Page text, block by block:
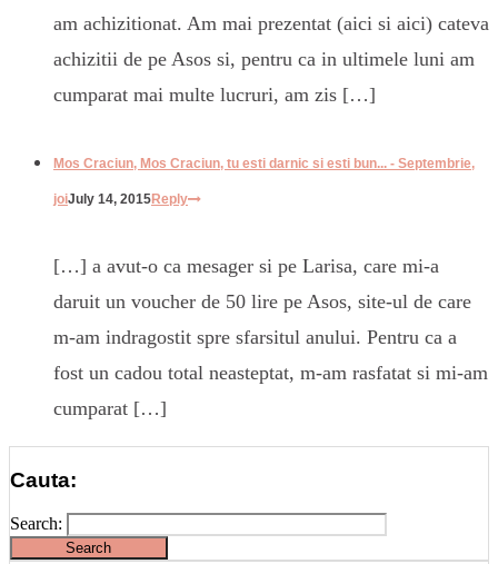
am achizitionat. Am mai prezentat (aici si aici) cateva
achizitii de pe Asos si, pentru ca in ultimele luni am
cumparat mai multe lucruri, am zis […]
Mos Craciun, Mos Craciun, tu esti darnic si esti bun... - Septembrie,
joiJuly 14, 2015Reply
[…] a avut-o ca mesager si pe Larisa, care mi-a
daruit un voucher de 50 lire pe Asos, site-ul de care
m-am indragostit spre sfarsitul anului. Pentru ca a
fost un cadou total neasteptat, m-am rasfatat si mi-am
cumparat […]
Cauta:
Search: